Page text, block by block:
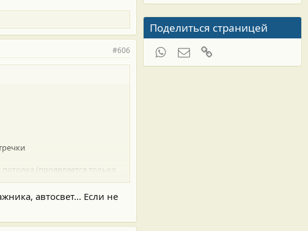
#606
(проявляется только
банки... лакокраске
автосвет... Если не
Поделиться страницей
WhatsAppЭлектронная почта